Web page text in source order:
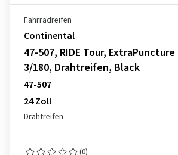
Fahrradreifen
Continental
47-507, RIDE Tour,
3/180, Drahtreifen, Black
47-507
24 Zoll
Drahtreifen
(0)